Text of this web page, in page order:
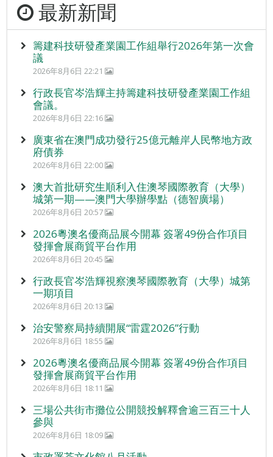
最新新聞
籌建科技研發產業園工作組舉行2026年第一次會
議
2026年8月6日 22:21
行政長官岑浩輝主持籌建科技研發產業園工作組
會議。
2026年8月6日 22:16
廣東省在澳門成功發行25億元離岸人民幣地方政
府債券
2026年8月6日 22:00
澳大首批研究生順利入住澳琴國際教育（大學）
城第一期——澳門大學辦學點（德智廣場）
2026年8月6日 20:57
2026粵澳名優商品展今開幕 簽署49份合作項目
發揮會展商貿平台作用
2026年8月6日 20:45
行政長官岑浩輝視察澳琴國際教育（大學）城第
一期項目
2026年8月6日 20:13
治安警察局持續開展“雷霆2026”行動
2026年8月6日 18:55
2026粵澳名優商品展今開幕 簽署49份合作項目
發揮會展商貿平台作用
2026年8月6日 18:11
三場公共街市攤位公開競投解釋會逾三百三十人
參與
2026年8月6日 18:09